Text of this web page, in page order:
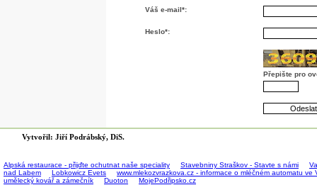
Váš e-mail*:
Heslo*:
Přepište pro
Vytvořil: Jiří Podrábský, DiS.
Alpská restaurace - přijďte ochutnat naše speciality Stavebniny Straškov - Stavte s námi
nad Labem
Lobkowicz Evets
www.mlekozvrazkova.cz - informace o mléčném automatu
umělecký kovář a zámečník
Duoton MojePodřipsko.cz